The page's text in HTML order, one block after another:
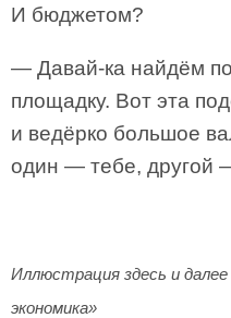
И бюджетом?
— Давай-ка найдём
площадку. Вот эта
и ведёрко большое
один — тебе, другой
Иллюстрация здесь и
экономика»